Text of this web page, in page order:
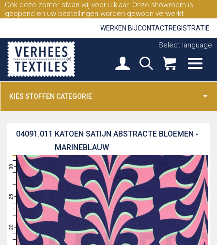
Ook deze zomer staan wij voor u klaar. Onze showroom is
geopend en uw bestellingen worden gewoon verwerkt.
WERKEN BIJCONTACTREGISTRATIE
Select language
KIES STOFFEN CATEGORIE
KATOEN SATIJN ABSTRACTE BLOEMEN -
MARINEBLAUW
04091.011
19
20
21
24
25
26
27
29
30
31